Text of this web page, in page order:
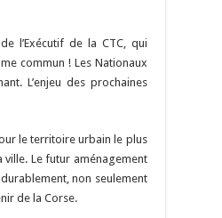
t
er
l’Exécutif de la CTC, qui
commun ! Les Nationaux
L’enjeu des prochaines
le territoire urbain le plus
ville. Le futur aménagement
non seulement
de la Corse.